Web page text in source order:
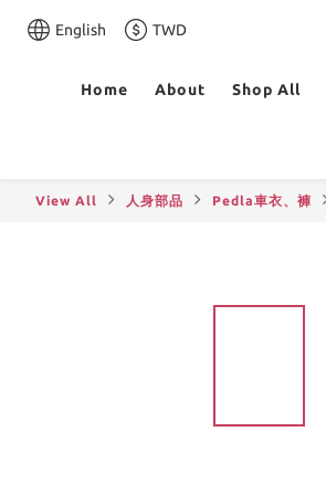
English TWD
Home About Shop All
View All 人身部品 Pedla車衣、褲